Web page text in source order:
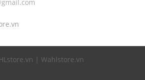
| Wahlstore.vn